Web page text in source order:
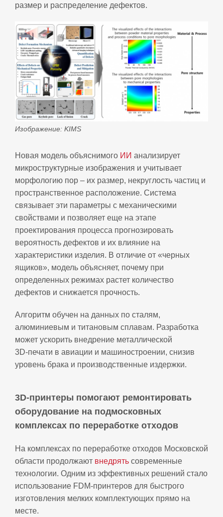
размер и распределение дефектов.
Изображение: KIMS
Новая модель объяснимого ИИ анализирует
микроструктурные изображения и учитывает
морфологию пор – их размер, некруглость частиц и
пространственное расположение. Система
связывает эти параметры с механическими
свойствами и позволяет еще на этапе
проектирования процесса прогнозировать
вероятность дефектов и их влияние на
характеристики изделия. В отличие от «черных
ящиков», модель объясняет, почему при
определенных режимах растет количество
дефектов и снижается прочность.
Алгоритм обучен на данных по сталям,
алюминиевым и титановым сплавам. Разработка
может ускорить внедрение металлической
3D‑печати в авиации и машиностроении, снизив
уровень брака и производственные издержки.
3D‑принтеры помогают ремонтировать
оборудование на подмосковных
комплексах по переработке отходов
На комплексах по переработке отходов Московской
области продолжают внедрять современные
технологии. Одним из эффективных решений стало
использование FDM‑принтеров для быстрого
изготовления мелких комплектующих прямо на
месте.